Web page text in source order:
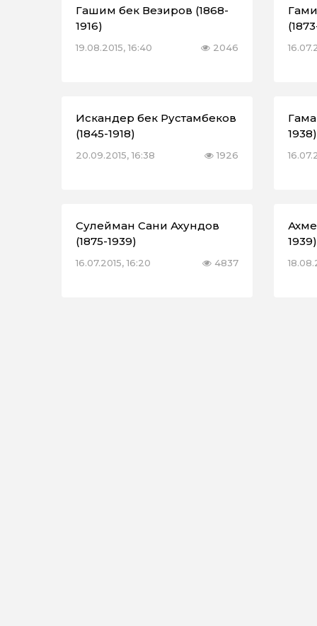
Гашим бек Везиров (1868-
1916)
19.08.2015, 16:40 2046
Искандер бек Рустамбеков
(1845-1918)
20.09.2015, 16:38 1926
1938)
Сулейман Сани Ахундов
(1875-1939)
16.07.2015, 16:20 4837
1939)